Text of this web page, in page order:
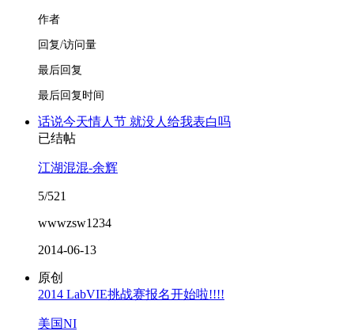
作者
回复/访问量
最后回复
最后回复时间
话说今天情人节 就没人给我表白吗
已结帖
江湖混混-余辉
5/521
wwwzsw1234
2014-06-13
原创
2014 LabVIE挑战赛报名开始啦!!!!
美国NI